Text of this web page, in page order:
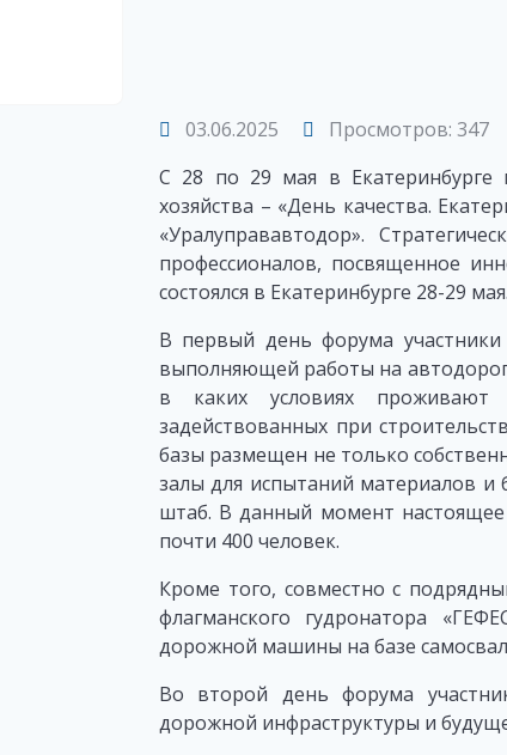
03.06.2025
Просмотров: 347
С 28 по 29 мая в Екатеринбурге
хозяйства – «День качества.
«Уралуправавтодор».
профессионалов, посвященное
состоялся в Екатеринбурге 28-29 мая.
В первый день форума
выполняющей работы на
в каких условиях проживают
задействованных при
базы размещен не только
залы для испытаний материалов и
штаб. В данный момент
почти 400 человек.
Кроме того, совместно с
флагманского гудронатора
дорожной машины на базе
Во второй день форума
дорожной инфраструктуры и